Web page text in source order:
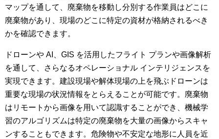
マップを通して、廃棄物を移動し分別する作業員はどこに
廃棄物があり、現場のどこに特定の資材が格納されるべき
かを確認できます。
ドローンや AI、GIS を活用したフライト プランや画像解析
を通して、さらなるオペレーショナル インテリジェンスを
実現できます。建設現場や解体現場の上を飛ぶドローンは
重要な現場の状況情報をとらえることが可能です。廃棄物
はリモートから画像を用いて認識することができ、機械学
習のアルゴリズムは特定の廃棄物を大量の画像からスキャ
ンすることもできます。危険物や不安定な地形に人員を近